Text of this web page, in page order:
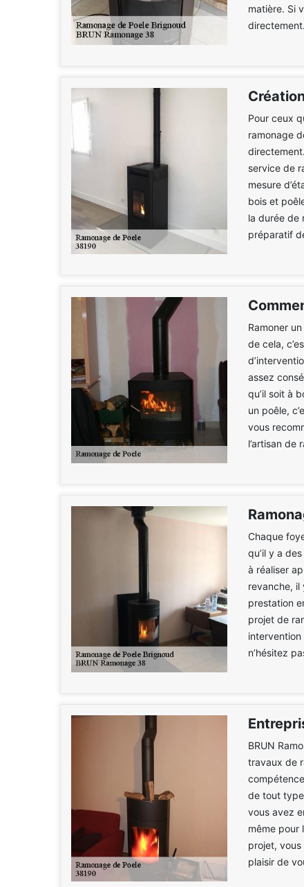
matière. Si
directement.
Pour ceux
ramonage
service de
mesure
bois et
la durée de
préparatif
Ramoner
de cela,
assez
qu’il soit à
un poêle,
vous
l’artisan de
Chaque
qu’il y a
à réaliser
revanche, il
prestation
projet de
intervention
n’hésitez
BRUN
travaux de
de tout
vous avez
même pour
projet,
plaisir de